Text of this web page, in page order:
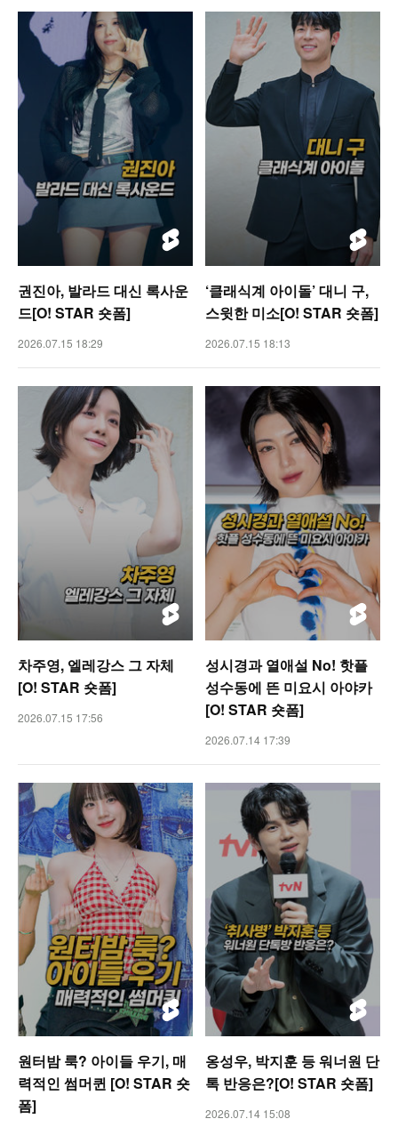
권진아, 발라드 대신 록사운
드[O! STAR 숏폼]
2026.07.15 18:29
‘클래식계 아이돌’ 대니 구,
스윗한 미소[O! STAR 숏폼]
2026.07.15 18:13
차주영, 엘레강스 그 자체
[O! STAR 숏폼]
2026.07.15 17:56
성시경과 열애설 No! 핫플
성수동에 뜬 미요시 아야카
[O! STAR 숏폼]
2026.07.14 17:39
원터밤 룩? 아이들 우기, 매
력적인 썸머퀸 [O! STAR 숏
폼]
옹성우, 박지훈 등 워너원 단
톡 반응은?[O! STAR 숏폼]
2026.07.14 15:08